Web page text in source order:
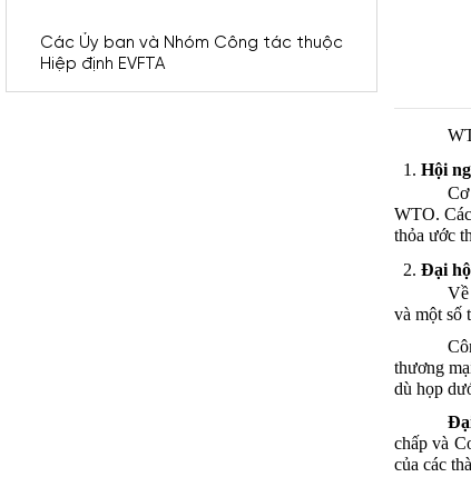
Các Ủy ban và Nhóm Công tác thuộc
Hiệp định EVFTA
Hội
Cơ
WTO.
thỏa ước
Đại
Về
và một số
thương
dù họp
chấp và
của các